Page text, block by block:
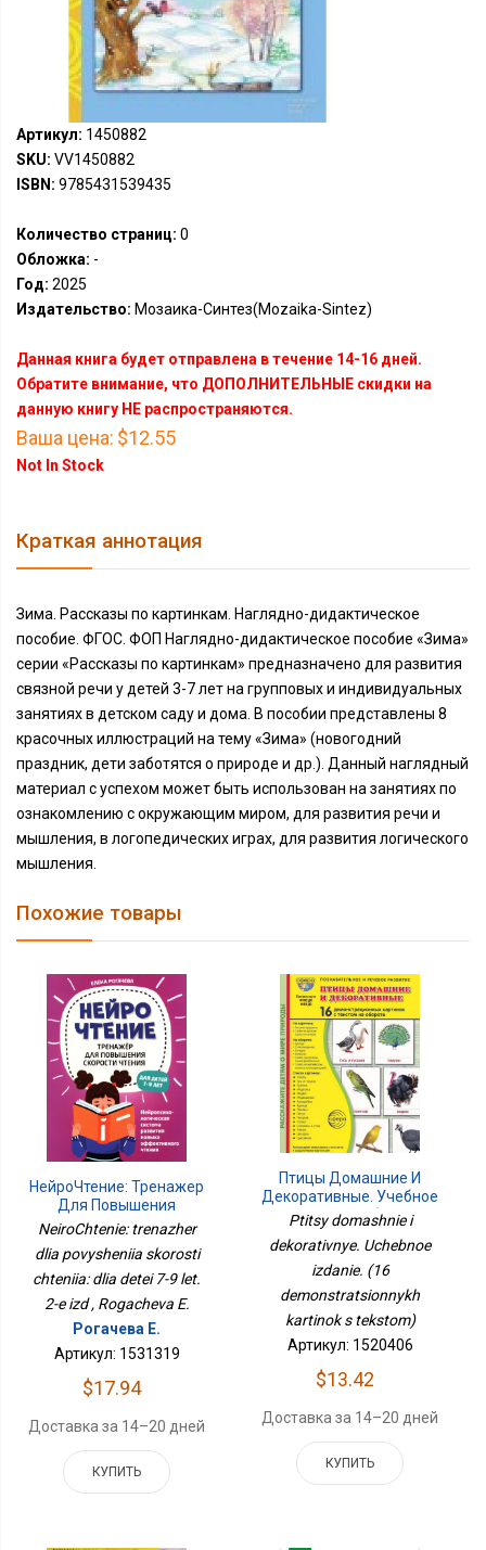
Артикул: 1450882
SKU: VV1450882
ISBN: 9785431539435
Количество страниц: 0
Обложка: -
Год: 2025
Издательство: Мозаика-Синтез(Mozaika-Sintez)
Данная книга будет отправлена в течение 14-16 дней.
Обратите внимание, что ДОПОЛНИТЕЛЬНЫЕ скидки на
данную книгу НЕ распространяются.
Ваша цена: $12.55
Not In Stock
Краткая аннотация
Зима. Рассказы по картинкам. Наглядно-дидактическое
пособие. ФГОС. ФОП Наглядно-дидактическое пособие «Зима»
серии «Рассказы по картинкам» предназначено для развития
связной речи у детей 3-7 лет на групповых и индивидуальных
занятиях в детском саду и дома. В пособии представлены 8
красочных иллюстраций на тему «Зима» (новогодний
праздник, дети заботятся о природе и др.). Данный наглядный
материал с успехом может быть использован на занятиях по
ознакомлению с окружающим миром, для развития речи и
мышления, в логопедических играх, для развития логического
мышления.
Похожие товары
НейроЧтение: Тренажер
Для Повышения
Скорости Чтения: Для
NeiroChtenie: trenazher
dlia povysheniia skorosti
chteniia: dlia detei 7-9 let.
2-e izd , Rogacheva E.
Рогачева Е.
Артикул: 1531319
$17.94
Доставка за 14–20 дней
КУПИТЬ
Птицы Домашние И
Декоративные. Учебное
Издание. (16
Демонстрационных
Картинок С Текстом)
Ptitsy domashnie i
dekorativnye. Uchebnoe
izdanie. (16
demonstratsionnykh
kartinok s tekstom)
Артикул: 1520406
$13.42
Доставка за 14–20 дней
КУПИТЬ